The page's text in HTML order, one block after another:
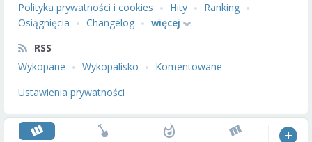
Polityka prywatności i cookies
Hity
Ranking
Osiągnięcia
Changelog
więcej
RSS
Wykopane
Wykopalisko
Komentowane
Ustawienia prywatności